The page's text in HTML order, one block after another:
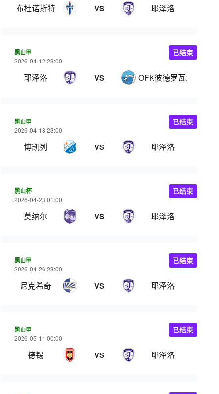
布杜诺斯特 VS 耶泽洛
黑山甲
2026-04-12 23:00
耶泽洛 VS OFK彼德罗瓦茨
已结束
黑山甲
2026-04-18 23:00
博凯列 VS 耶泽洛
已结束
黑山杯
2026-04-23 01:00
莫纳尔 VS 耶泽洛
已结束
黑山甲
2026-04-26 23:00
尼克希奇 VS 耶泽洛
已结束
黑山甲
2026-05-11 00:00
德锡 VS 耶泽洛
已结束